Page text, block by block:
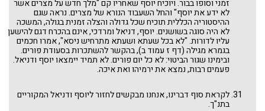
זמני וסופו בבור. ויוכיח יוסף שאחריו קם "מלך חדש על מצרים אשר
לא ידע את יוסף" והחל השעבוד הנורא של מצרים. נראה שגם
ההיסטוריה הכללית תוכיח שכל גדולה והצלה זמנית בגולה, המשכה
לא היה סוגה בשושנים. יוסף, דניאל ומרדכי, אינם בהכרח דגם להישען
עליו לדורות. "לא בכל שעתא ושעתא מתרחיש ניסא", אמרו חכמים
בגמרא מגילה (דף ז עמוד ב), בהקשר להשתכרות בסעודת פורים.
ובימינו שגור הביטוי: לא כל יום פורים. לא תמיד יימצאו יוסף ודניאל.
פעמים רבות, נמצא את ירמיהו ואת איכה.
לקראת סוף דברינו, אנחנו מבקשים לחזור ליוסף ודניאל המקוריים
בתנ"ך.